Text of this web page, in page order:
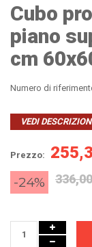
Cubo
piano
cm
Numero di
VEDI
Prezzo:
-24%